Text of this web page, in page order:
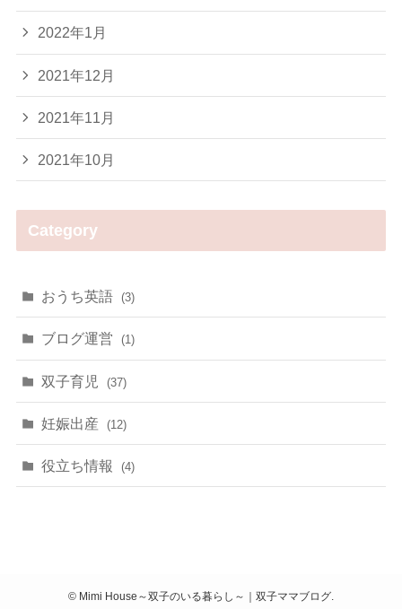
2022年1月
2021年12月
2021年11月
2021年10月
Category
おうち英語 (3)
ブログ運営 (1)
双子育児 (37)
妊娠出産 (12)
役立ち情報 (4)
© Mimi House～双子のいる暮らし～｜双子ママブログ.